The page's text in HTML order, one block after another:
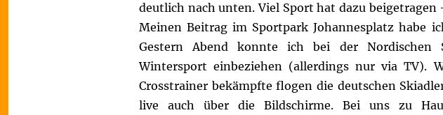
deutlich nach unten. Viel Sport hat dazu beigetragen
Meinen Beitrag im Sportpark Johannesplatz habe
Gestern Abend konnte ich bei der Nordischen
Wintersport einbeziehen (allerdings nur via TV).
Crosstrainer bekämpfte flogen die deutschen
live auch über die Bildschirme. Bei uns zu